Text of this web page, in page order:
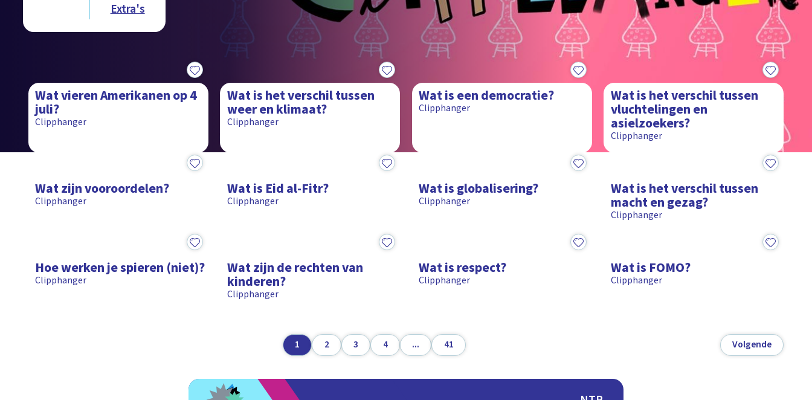
Extra's
Wat vieren Amerikanen op 4
juli?
Clipphanger
Wat is het verschil tussen
weer en klimaat?
Clipphanger
Wat is een democratie?
Clipphanger
Wat is het verschil tussen
vluchtelingen en
asielzoekers?
Clipphanger
Wat zijn vooroordelen?
Clipphanger
Wat is Eid al-Fitr?
Clipphanger
Wat is globalisering?
Clipphanger
Wat is het verschil tussen
macht en gezag?
Clipphanger
Hoe werken je spieren (niet)?
Clipphanger
Wat zijn de rechten van
kinderen?
Clipphanger
Wat is respect?
Clipphanger
Wat is FOMO?
Clipphanger
1 2 3 4 ... 41 Volgende